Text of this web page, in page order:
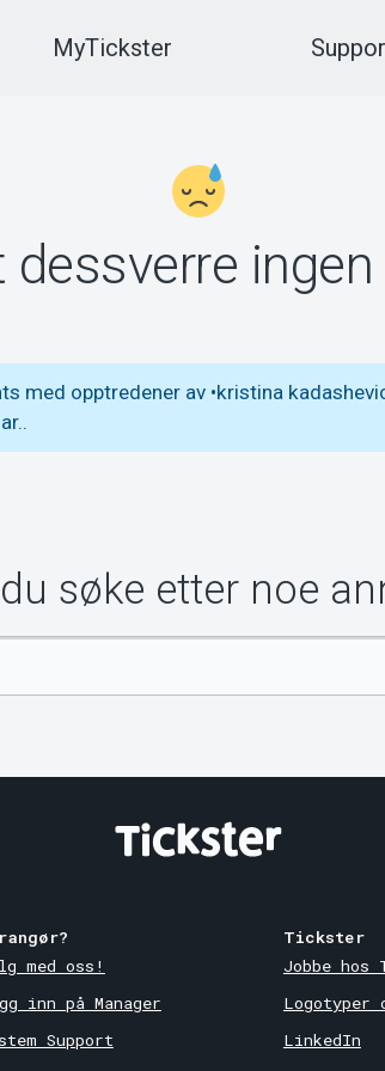
MyTickster
dessverre
med opptredener av •kristina
søke etter noe
med oss!
inn på Manager
Support
Tickster
Jobbe hos
Logotyper
LinkedIn